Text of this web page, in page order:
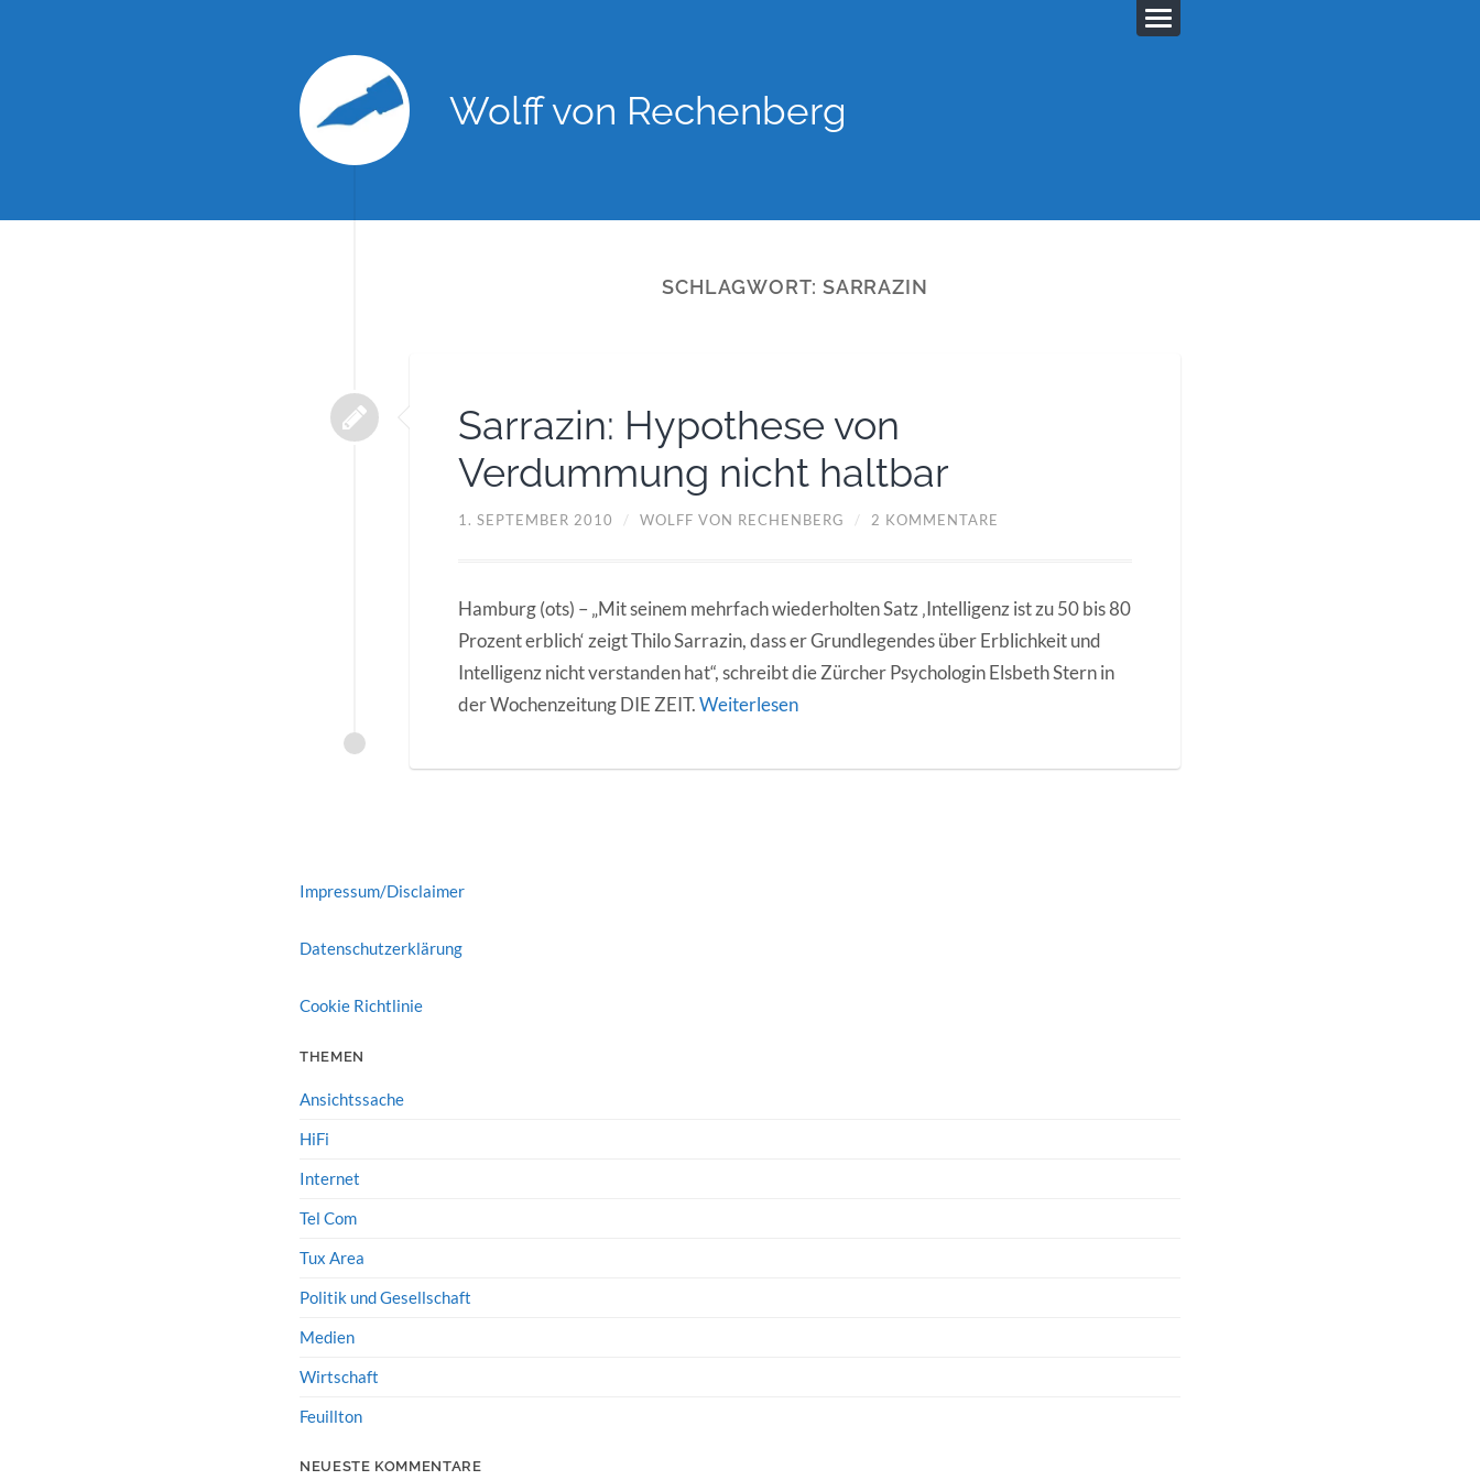
Wolff von Rechenberg
SCHLAGWORT: SARRAZIN
Sarrazin: Hypothese von
Verdummung nicht haltbar
1. SEPTEMBER 2010 / WOLFF VON RECHENBERG / 2 KOMMENTARE
Hamburg (ots) – „Mit seinem mehrfach wiederholten Satz ‚Intelligenz ist zu 50 bis 80
Prozent erblich‘ zeigt Thilo Sarrazin, dass er Grundlegendes über Erblichkeit und
Intelligenz nicht verstanden hat“, schreibt die Zürcher Psychologin Elsbeth Stern in
der Wochenzeitung DIE ZEIT.Weiterlesen
Impressum/Disclaimer
Datenschutzerklärung
Cookie Richtlinie
THEMEN
Ansichtssache
HiFi
Internet
Tel Com
Tux Area
Politik und Gesellschaft
Medien
Wirtschaft
Feuillton
NEUESTE KOMMENTARE